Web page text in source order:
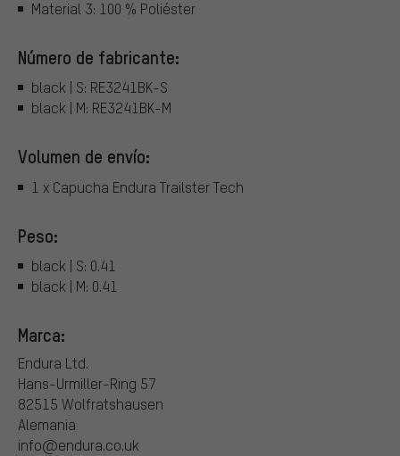
Material 3: 100 % Poliéster
Número de fabricante:
black | S: RE3241BK-S
black | M: RE3241BK-M
Volumen de envío:
1 x Capucha Endura Trailster Tech
Peso:
black | S: 0.41
black | M: 0.41
Marca:
Endura Ltd.
Hans-Urmiller-Ring 57
82515 Wolfratshausen
Alemania
info@endura.co.uk